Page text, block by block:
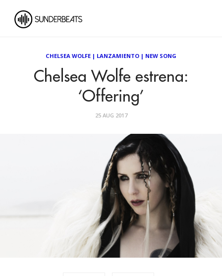
CHELSEA WOLFE | LANZAMIENTO | NEW SONG
Chelsea Wolfe estrena:
‘Offering’
25 AUG 2017